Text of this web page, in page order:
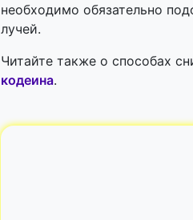
необходимо обязательно
лучей.
Читайте также о способах
кодеина.